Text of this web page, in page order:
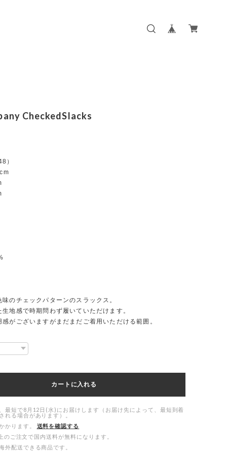
CheckedSlacks
）
のチェックパターンのスラックス。
地感で時期問わず履いていただけます。
がございますがまだまだご着用いただける範囲。
カートに入れる
最短で8月12日(水)にお届けします（お届け先によって、最短到着
れる場合があります）。
かります。
送料を確認する
ご注文で国内送料が無料になります。
外配送できる商品です。